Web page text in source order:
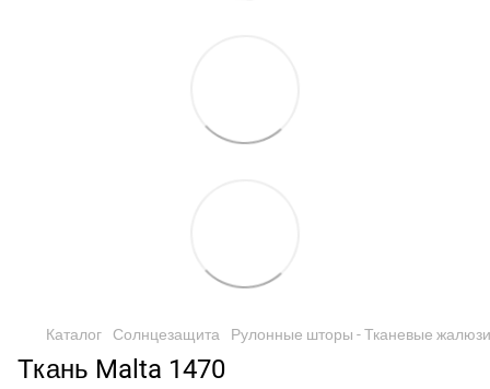
Каталог Солнцезащита Рулонные шторы - Тканевые жалюзи
Ткань Malta 1470